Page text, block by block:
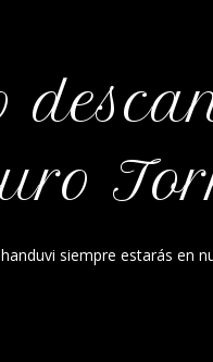
siempre estarás en